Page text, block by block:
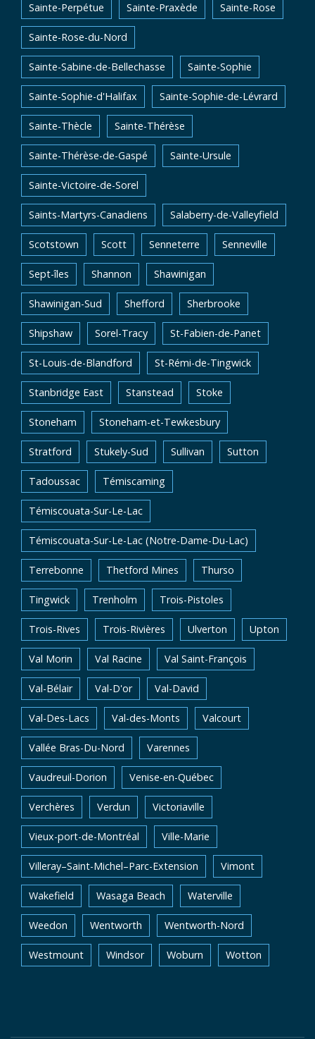
Sainte-Perpétue Sainte-Praxède Sainte-Rose
Sainte-Rose-du-Nord
Sainte-Sabine-de-Bellechasse Sainte-Sophie
Sainte-Sophie-d'Halifax Sainte-Sophie-de-Lévrard
Sainte-Thècle Sainte-Thérèse
Sainte-Thérèse-de-Gaspé Sainte-Ursule
Sainte-Victoire-de-Sorel
Saints-Martyrs-Canadiens Salaberry-de-Valleyfield
Scotstown Scott Senneterre Senneville
Sept-îles Shannon Shawinigan
Shawinigan-Sud Shefford Sherbrooke
Shipshaw Sorel-Tracy St-Fabien-de-Panet
St-Louis-de-Blandford St-Rémi-de-Tingwick
Stanbridge East Stanstead Stoke
Stoneham Stoneham-et-Tewkesbury
Stratford Stukely-Sud Sullivan Sutton
Tadoussac Témiscaming
Témiscouata-Sur-Le-Lac
Témiscouata-Sur-Le-Lac (Notre-Dame-Du-Lac)
Terrebonne Thetford Mines Thurso
Tingwick Trenholm Trois-Pistoles
Trois-Rives Trois-Rivières Ulverton Upton
Val Morin Val Racine Val Saint-François
Val-Bélair Val-D'or Val-David
Val-Des-Lacs Val-des-Monts Valcourt
Vallée Bras-Du-Nord Varennes
Vaudreuil-Dorion Venise-en-Québec
Verchères Verdun Victoriaville
Vieux-port-de-Montréal Ville-Marie
Villeray–Saint-Michel–Parc-Extension Vimont
Wakefield Wasaga Beach Waterville
Weedon Wentworth Wentworth-Nord
Westmount Windsor Woburn Wotton